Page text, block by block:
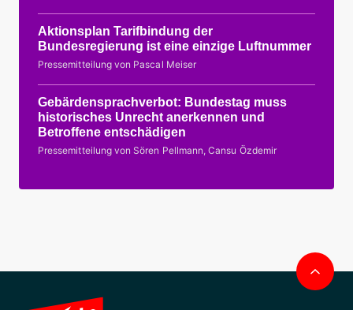
Aktionsplan Tarifbindung der
Bundesregierung ist eine einzige Luftnummer
Pressemitteilung von Pascal Meiser
Gebärdensprachverbot: Bundestag muss
historisches Unrecht anerkennen und
Betroffene entschädigen
Pressemitteilung von Sören Pellmann, Cansu Özdemir